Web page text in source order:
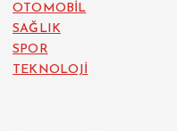
OTOMOBİL
SAĞLIK
SPOR
TEKNOLOJİ